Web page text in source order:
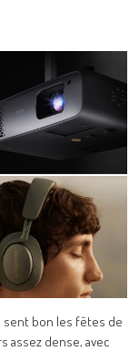
sent bon les fêtes de
assez dense, avec